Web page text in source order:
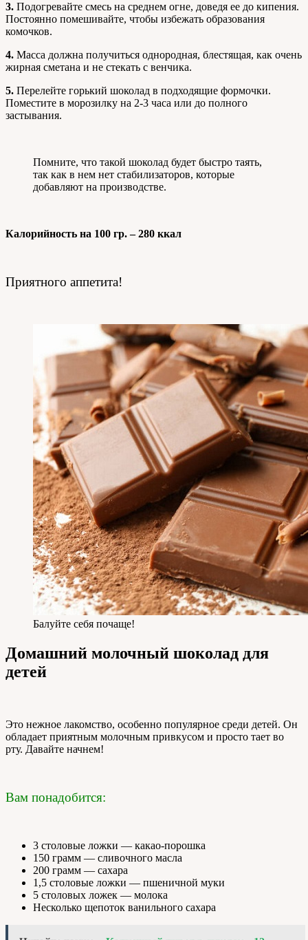
3. Подогревайте смесь на среднем огне, доведя ее до кипения.
Постоянно помешивайте, чтобы избежать образования
комочков.
4. Масса должна получиться однородная, блестящая, как очень
жирная сметана и не стекать с венчика.
5. Перелейте горький шоколад в подходящие формочки.
Поместите в морозилку на 2-3 часа или до полного
застывания.
Помните, что такой шоколад будет быстро таять,
так как в нем нет стабилизаторов, которые
добавляют на производстве.
Калорийность на 100 гр. – 280 ккал
Приятного аппетита!
Балуйте себя почаще!
Домашний молочный шоколад для
детей
Это нежное лакомство, особенно популярное среди детей. Он
обладает приятным молочным привкусом и просто тает во
рту. Давайте начнем!
Вам понадобится:
3 столовые ложки — какао-порошка
150 грамм — сливочного масла
200 грамм — сахара
1,5 столовые ложки — пшеничной муки
5 столовых ложек — молока
Несколько щепоток ванильного сахара